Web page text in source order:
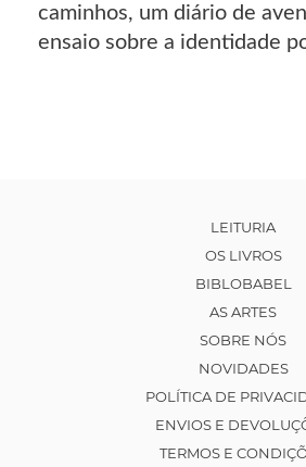
caminhos, um diário de
ensaio sobre a identidade
LEITURIA
OS LIVROS
BIBLOBABEL
AS ARTES
SOBRE NÓS
NOVIDADES
POLÍTICA DE
ENVIOS E
TERMOS E